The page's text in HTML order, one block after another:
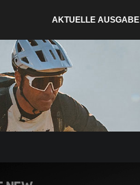
AKTUELLE AUSGABE